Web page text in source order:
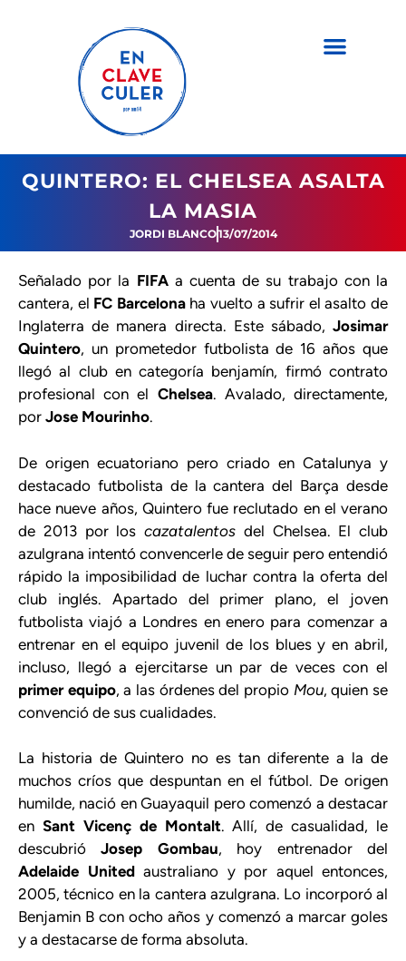
QUINTERO: EL CHELSEA ASALTA
LA MASIA
JORDI BLANCO13/07/2014
Señalado por la FIFAa cuenta de su trabajo con la
cantera, el FC Barcelonaha vuelto a sufrir el asalto de
Inglaterra de manera directa. Este sábado, Josimar
Quintero, un prometedor futbolista de 16 años que
llegó al club en categoría benjamín, firmó contrato
profesional con el Chelsea. Avalado, directamente,
por Jose Mourinho.
De origen ecuatoriano pero criado en Catalunya y
destacado futbolista de la cantera del Barça desde
hace nueve años, Quintero fue reclutado en el verano
de 2013 por los cazatalentos del Chelsea. El club
azulgrana intentó convencerle de seguir pero entendió
rápido la imposibilidad de luchar contra la oferta del
club inglés. Apartado del primer plano, el joven
futbolista viajó a Londres en enero para comenzar a
entrenar en el equipo juvenil de los blues y en abril,
incluso, llegó a ejercitarse un par de veces con el
primer equipo, a las órdenes del propio Mou, quien se
convenció de sus cualidades.
La historia de Quintero no es tan diferente a la de
muchos críos que despuntan en el fútbol. De origen
humilde, nació en Guayaquil pero comenzó a destacar
en Sant Vicenç de Montalt. Allí, de casualidad, le
descubrióJosep Gombau, hoy entrenador del
Adelaide Unitedaustraliano y por aquel entonces,
2005, técnico en la cantera azulgrana. Lo incorporó al
Benjamin B con ocho años y comenzó a marcar goles
y a destacarse de forma absoluta.